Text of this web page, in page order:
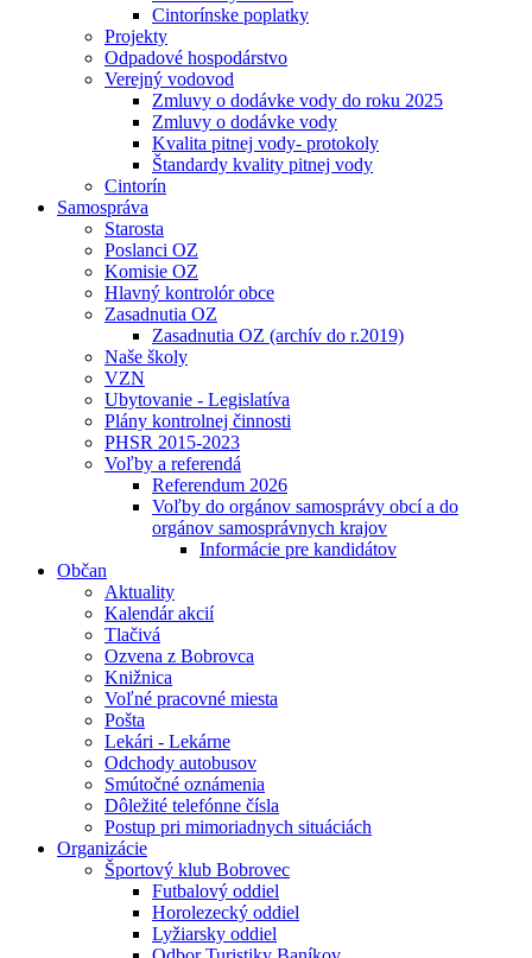
Cintorínske poplatky
Projekty
Odpadové hospodárstvo
Verejný vodovod
Zmluvy o dodávke vody do roku 2025
Zmluvy o dodávke vody
Kvalita pitnej vody- protokoly
Štandardy kvality pitnej vody
Cintorín
Samospráva
Starosta
Poslanci OZ
Komisie OZ
Hlavný kontrolór obce
Zasadnutia OZ
Zasadnutia OZ (archív do r.2019)
Naše školy
VZN
Ubytovanie - Legislatíva
Plány kontrolnej činnosti
PHSR 2015-2023
Voľby a referendá
Referendum 2026
Voľby do orgánov samosprávy obcí a do
orgánov samosprávnych krajov
Informácie pre kandidátov
Občan
Aktuality
Kalendár akcií
Tlačivá
Ozvena z Bobrovca
Knižnica
Voľné pracovné miesta
Pošta
Lekári - Lekárne
Odchody autobusov
Smútočné oznámenia
Dôležité telefónne čísla
Postup pri mimoriadnych situáciách
Organizácie
Športový klub Bobrovec
Futbalový oddiel
Horolezecký oddiel
Lyžiarsky oddiel